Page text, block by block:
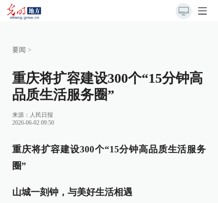
要闻 >
重庆将扩容建设300个“15分钟高
品质生活服务圈”
来源： 人民日报
2026-06-02 09:50
重庆将扩容建设300个“15分钟高品质生活服务
圈”
山城一刻钟，与美好生活相遇